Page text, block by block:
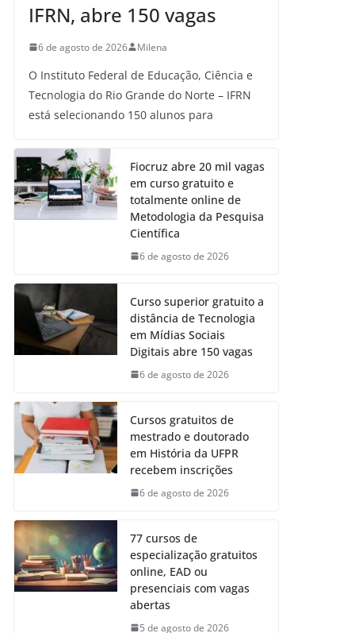
IFRN, abre 150 vagas
6 de agosto de 2026 Milena
O Instituto Federal de Educação, Ciência e
Tecnologia do Rio Grande do Norte – IFRN
está selecionando 150 alunos para
Fiocruz abre 20 mil vagas
em curso gratuito e
totalmente online de
Metodologia da Pesquisa
Científica
6 de agosto de 2026
Curso superior gratuito a
distância de Tecnologia
em Mídias Sociais
Digitais abre 150 vagas
6 de agosto de 2026
Cursos gratuitos de
mestrado e doutorado
em História da UFPR
recebem inscrições
6 de agosto de 2026
77 cursos de
especialização gratuitos
online, EAD ou
presenciais com vagas
abertas
5 de agosto de 2026